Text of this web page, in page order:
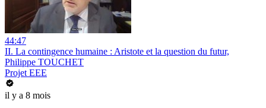
44:47
II. La contingence humaine : Aristote et la question du futur,
Philippe TOUCHET
Projet EEE
il y a 8 mois